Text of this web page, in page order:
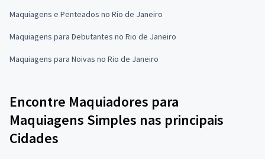
Maquiagens e Penteados no Rio de Janeiro
Maquiagens para Debutantes no Rio de Janeiro
Maquiagens para Noivas no Rio de Janeiro
Encontre Maquiadores para
Maquiagens Simples nas principais
Cidades